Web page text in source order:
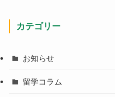
カテゴリー
お知らせ
留学コラム